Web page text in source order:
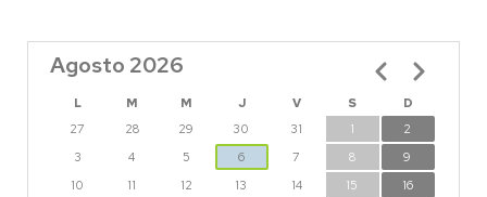
Agosto 2026
L M M J V S
D
27
28 29 30 31 1
2
3
4 5 6 7 8
9
10
11 12 13 14 15
16
Paginación